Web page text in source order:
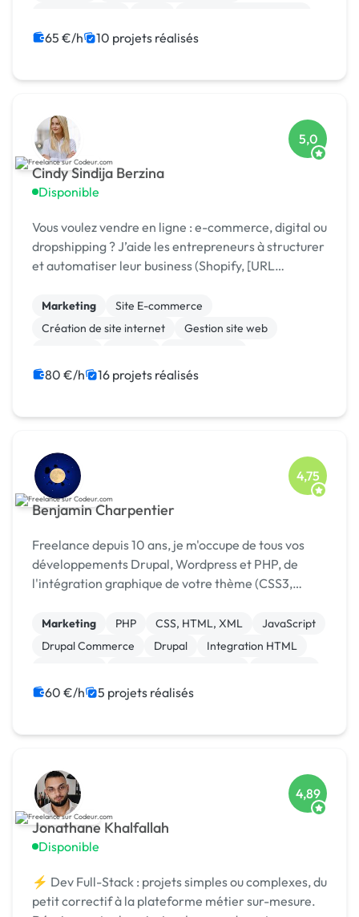
Landing page
65 €/h 10 projets réalisés
Cindy Sindija Berzina
Disponible
5,0
Vous voulez vendre en ligne : e-commerce, digital ou
dropshipping ? J’aide les entrepreneurs à structurer
et automatiser leur business (Shopify, [URL
Marketing
Site E-commerce
Création de site internet
Gestion site web
Système de paiement
Landing page
80 €/h 16 projets réalisés
Benjamin Charpentier
4,75
Freelance depuis 10 ans, je m'occupe de tous vos
développements Drupal, Wordpress et PHP, de
l'intégration graphique de votre thème (CSS3,
votre site pour les moteurs de recherche (in-page et
of...
Marketing PHP CSS, HTML, XML
JavaScript
Drupal Commerce
Drupal
Integration HTML
60 €/h 5 projets réalisés
Jonathane Khalfallah
Disponible
4,89
⚡ Dev Full-Stack : projets simples ou complexes, du
petit correctif à la plateforme métier sur-mesure.